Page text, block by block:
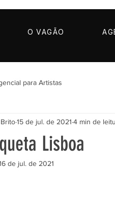
O VAGÃO
para Artistas
Lisboa
15 de jul. de 2021 4 min de
de jul. de 2021